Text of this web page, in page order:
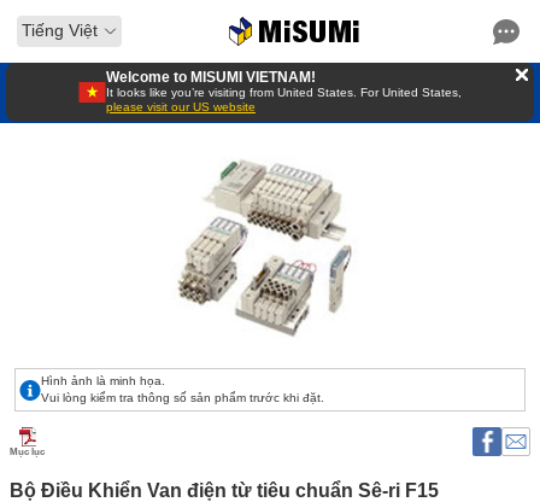
Tiếng Việt
Welcome to MISUMI VIETNAM!
It looks like you’re visiting from United States. For United States,
please visit our US website
Hình ảnh là minh họa.
Vui lòng kiểm tra thông số sản phẩm trước khi đặt.
Mục lục
Bộ Điều Khiển Van điện từ tiêu chuẩn Sê-ri F15